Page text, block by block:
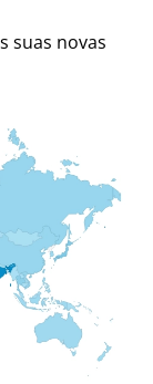
suas novas